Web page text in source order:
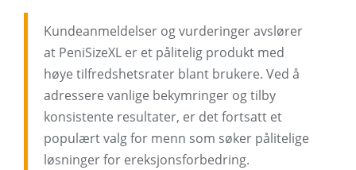
Kundeanmeldelser og vurderinger avslører
at PeniSizeXL er et pålitelig produkt med
høye tilfredshetsrater blant brukere. Ved å
adressere vanlige bekymringer og tilby
konsistente resultater, er det fortsatt et
populært valg for menn som søker pålitelige
løsninger for ereksjonsforbedring.